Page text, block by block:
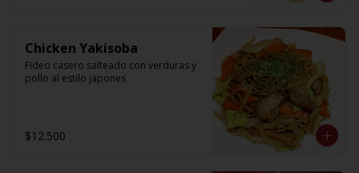
Chicken Yakisoba
Fideo casero salteado con verduras y
pollo al estilo japones
$12.500